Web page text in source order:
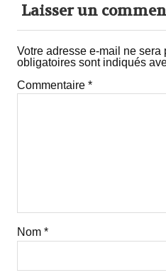
Laisser un
Votre adresse e-mail ne sera
obligatoires sont indiqués
Commentaire *
Nom *